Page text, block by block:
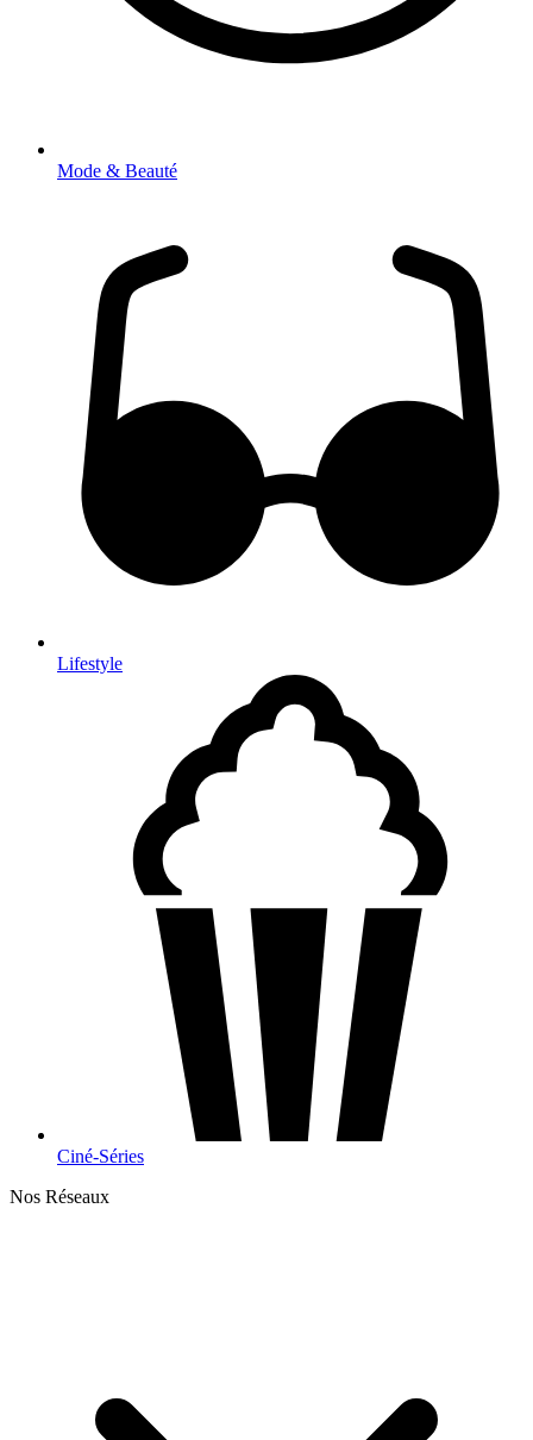
Mode & Beauté
Lifestyle
Ciné-Séries
Nos Réseaux